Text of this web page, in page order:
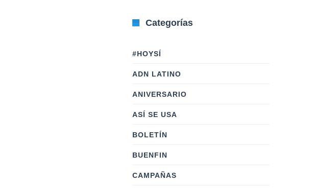
Categorías
#HOYSÍ
ADN LATINO
ANIVERSARIO
ASÍ SE USA
BOLETÍN
BUENFIN
CAMPAÑAS